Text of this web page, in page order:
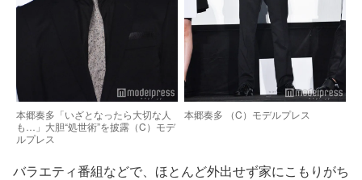
本郷奏多「いざとなったら大切な人
も…」大胆“処世術”を披露（C）モデ
ルプレス
本郷奏多 （C）モデルプレス
バラエティ番組などで、ほとんど外出せず家にこもりがち